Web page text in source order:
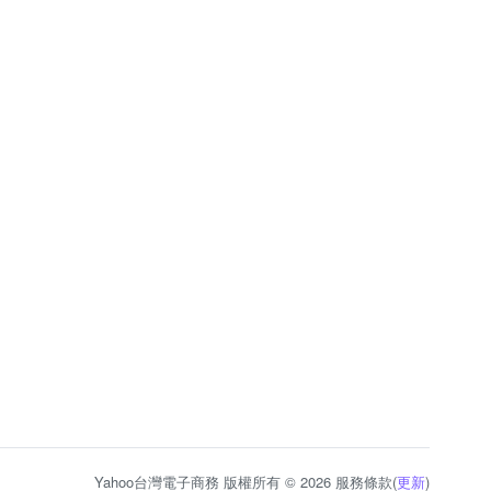
Yahoo台灣電子商務 版權所有 © 2026 服務條款(更新)